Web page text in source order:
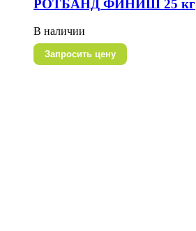
РОТБАНД ФИНИШ 25 кг
В наличии
Запросить цену